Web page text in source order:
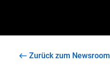
Zurück zum Newsroom